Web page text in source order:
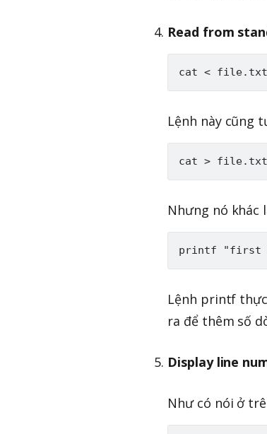
Read from
Lệnh này cũng
Nhưng nó khác
Lệnh printf
ra để thêm số
Display line
Như có nói ở